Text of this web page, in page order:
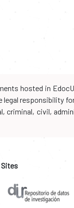
hosted in
responsibility
criminal, civil,
Sites